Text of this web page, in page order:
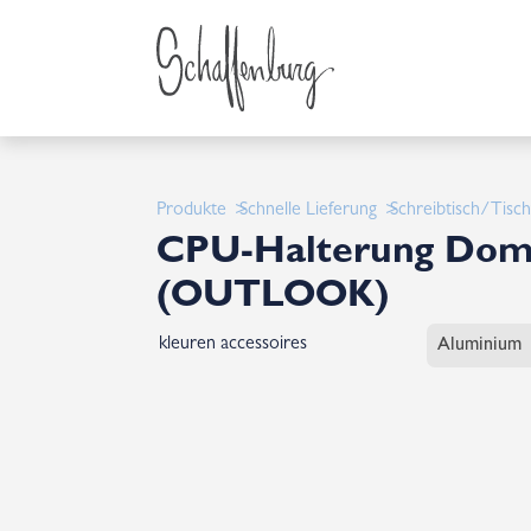
Produkte Schnelle Lieferung Schreibtisch/
CPU-Halterung
(OUTLOOK)
kleuren accessoires